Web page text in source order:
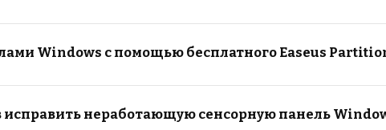
Windows с помощью бесплатного Easeus
исправить неработающую сенсорную панель